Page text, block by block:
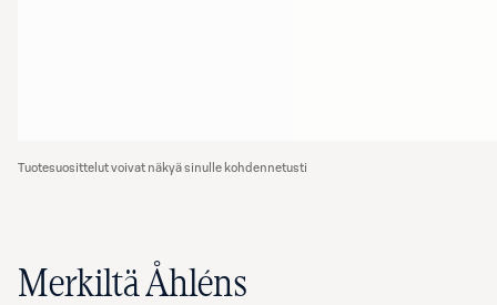
Tuotesuosittelut voivat näkyä sinulle kohdennetusti
Merkiltä Åhléns